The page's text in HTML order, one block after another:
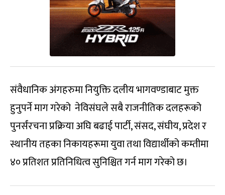
संवैधानिक अंगहरुमा नियुक्ति दलीय भागवण्डाबाट मुक्त
हुनुपर्ने माग गरेको नेविसंघले सबै राजनीतिक दलहरूको
पुनर्संरचना प्रक्रिया अघि बढाई पार्टी, संसद, संघीय, प्रदेश र
स्थानीय तहका निकायहरूमा युवा तथा विद्यार्थीको कम्तीमा
४० प्रतिशत प्रतिनिधित्व सुनिश्चित गर्न माग गरेको छ।